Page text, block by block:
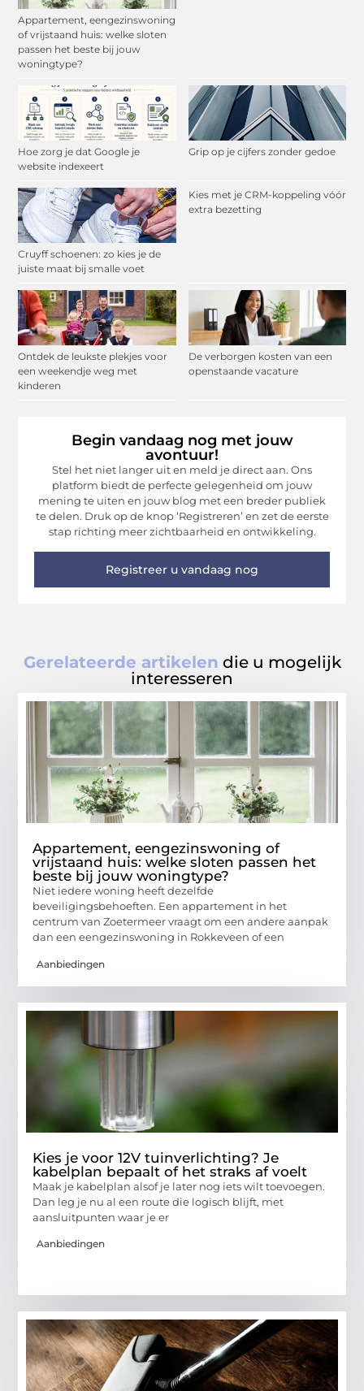
Appartement, eengezinswoning
of vrijstaand huis: welke sloten
passen het beste bij jouw
woningtype?
Hoe zorg je dat Google je
website indexeert
Grip op je cijfers zonder gedoe
Cruyff schoenen: zo kies je de
juiste maat bij smalle voet
Kies met je CRM-koppeling vóór
extra bezetting
Ontdek de leukste plekjes voor
een weekendje weg met
kinderen
De verborgen kosten van een
openstaande vacature
Begin vandaag nog met jouw
avontuur!
Stel het niet langer uit en meld je direct aan. Ons
platform biedt de perfecte gelegenheid om jouw
mening te uiten en jouw blog met een breder publiek
te delen. Druk op de knop ‘Registreren’ en zet de eerste
stap richting meer zichtbaarheid en ontwikkeling.
Registreer u vandaag nog
Gerelateerde artikelen die u mogelijk
interesseren
Appartement, eengezinswoning of
vrijstaand huis: welke sloten passen het
beste bij jouw woningtype?
Niet iedere woning heeft dezelfde
beveiligingsbehoeften. Een appartement in het
centrum van Zoetermeer vraagt om een andere aanpak
dan een eengezinswoning in Rokkeveen of een
Aanbiedingen
Kies je voor 12V tuinverlichting? Je
kabelplan bepaalt of het straks af voelt
Maak je kabelplan alsof je later nog iets wilt toevoegen.
Dan leg je nu al een route die logisch blijft, met
aansluitpunten waar je er
Aanbiedingen